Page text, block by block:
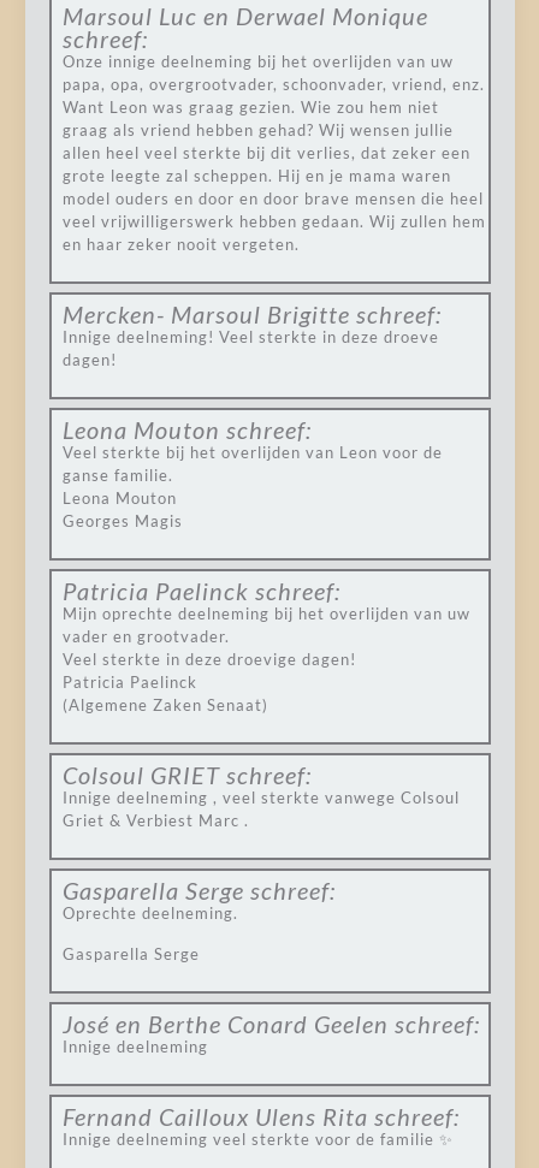
Marsoul Luc en Derwael Monique
schreef:
Onze innige deelneming bij het overlijden van uw
papa, opa, overgrootvader, schoonvader, vriend, enz.
Want Leon was graag gezien. Wie zou hem niet
graag als vriend hebben gehad? Wij wensen jullie
allen heel veel sterkte bij dit verlies, dat zeker een
grote leegte zal scheppen. Hij en je mama waren
model ouders en door en door brave mensen die heel
veel vrijwilligerswerk hebben gedaan. Wij zullen hem
en haar zeker nooit vergeten.
Mercken- Marsoul Brigitte schreef:
Innige deelneming! Veel sterkte in deze droeve
dagen!
Leona Mouton schreef:
Veel sterkte bij het overlijden van Leon voor de
ganse familie.
Leona Mouton
Georges Magis
Patricia Paelinck schreef:
Mijn oprechte deelneming bij het overlijden van uw
vader en grootvader.
Veel sterkte in deze droevige dagen!
Patricia Paelinck
(Algemene Zaken Senaat)
Colsoul GRIET schreef:
Innige deelneming , veel sterkte vanwege Colsoul
Griet & Verbiest Marc .
Gasparella Serge schreef:
Oprechte deelneming.
Gasparella Serge
José en Berthe Conard Geelen schreef:
Innige deelneming
Fernand Cailloux Ulens Rita schreef:
Innige deelneming veel sterkte voor de familie ✨